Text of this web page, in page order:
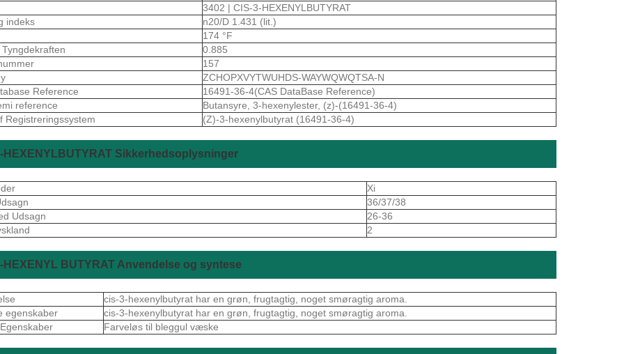
3402 | CIS-3-HEXENYLBUTYRAT
indeks
n20/D 1.431 (lit.)
174 °F
0.885
157
ZCHOPXVYTWUHDS-WAYWQWQTSA-N
Reference
16491-36-4(CAS DataBase Reference)
reference
Butansyre, 3-hexenylester, (z)-(16491-36-4)
Registreringssystem
(Z)-3-hexenylbutyrat (16491-36-4)
HEXENYLBUTYRAT Sikkerhedsoplysninger
Xi
36/37/38
Udsagn
26-36
2
HEXENYL BUTYRAT Anvendelse og syntese
cis-3-hexenylbutyrat har en grøn, frugtagtig, noget smøragtig aroma.
egenskaber
cis-3-hexenylbutyrat har en grøn, frugtagtig, noget smøragtig aroma.
Farveløs til bleggul væske